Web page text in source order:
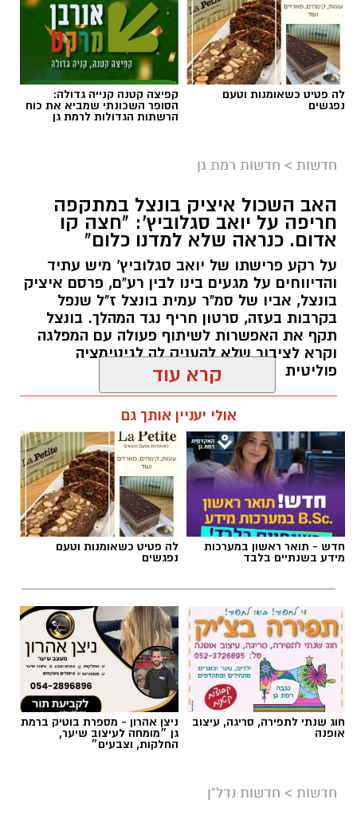
לה פטיט כשאומנות וטעם
נפגשים
קפיצה קטנה קנייה גדולה:
הסופר השכונתי שמביא את כוח
הרשתות הגדולות לרמת גן
חדשות > חדשות רמת גן
האב השכול איציק בונצל במתקפה
חריפה על יואב סגלוביץ': "חצה קו
אדום. כנראה שלא למדנו כלום"
על רקע פרישתו של יואב סגלוביץ' מיש עתיד
והדיווחים על מגעים בינו לבין רע"ם, פרסם איציק
בונצל, אביו של סמ"ר עמית בונצל ז"ל שנפל
בקרבות בעזה, סרטון חריף נגד המהלך. בונצל
תקף את האפשרות לשיתוף פעולה עם המפלגה
וקרא לציבור שלא להעניק לה לגיטימציה
פוליטית
תגים:איציק בונצל, יואב סגלוביץ'
קרא עוד
אולי יעניין אותך גם
חדש - תואר ראשון במערכות
מידע בשנתיים בלבד
לה פטיט כשאומנות וטעם
נפגשים
חוג שנתי לתפירה, סריגה, עיצוב
אופנה
ניצן אהרון - מספרת בוטיק ברמת
גן ״מומחה לעיצוב שיער,
החלקות, וצבעים״
חדשות > חדשות נדל"ן